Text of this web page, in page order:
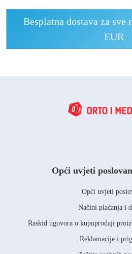
Besplatna dostava za sve
EUR
Opći uvjeti
Opći uvjeti
Načini plaćanja i
Raskid ugovora o kupoprodaji
Reklamacije i